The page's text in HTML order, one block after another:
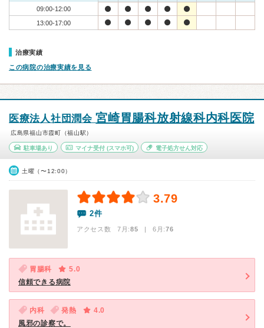
09:00-12:00
13:00-17:00
治療実績
この病院の治療実績を見る
医療法人社団潤会宮崎胃腸科放射線科内科医院
広島県福山市霞町（福山駅）
駐車場あり マイナ受付(スマホ可) 電子処方せん対応
土曜（〜12:00）
3.79
2件
アクセス数 7月:85 | 6月:76
胃腸科
5.0
信頼できる病院
内科 発熱
4.0
風邪の診察で。